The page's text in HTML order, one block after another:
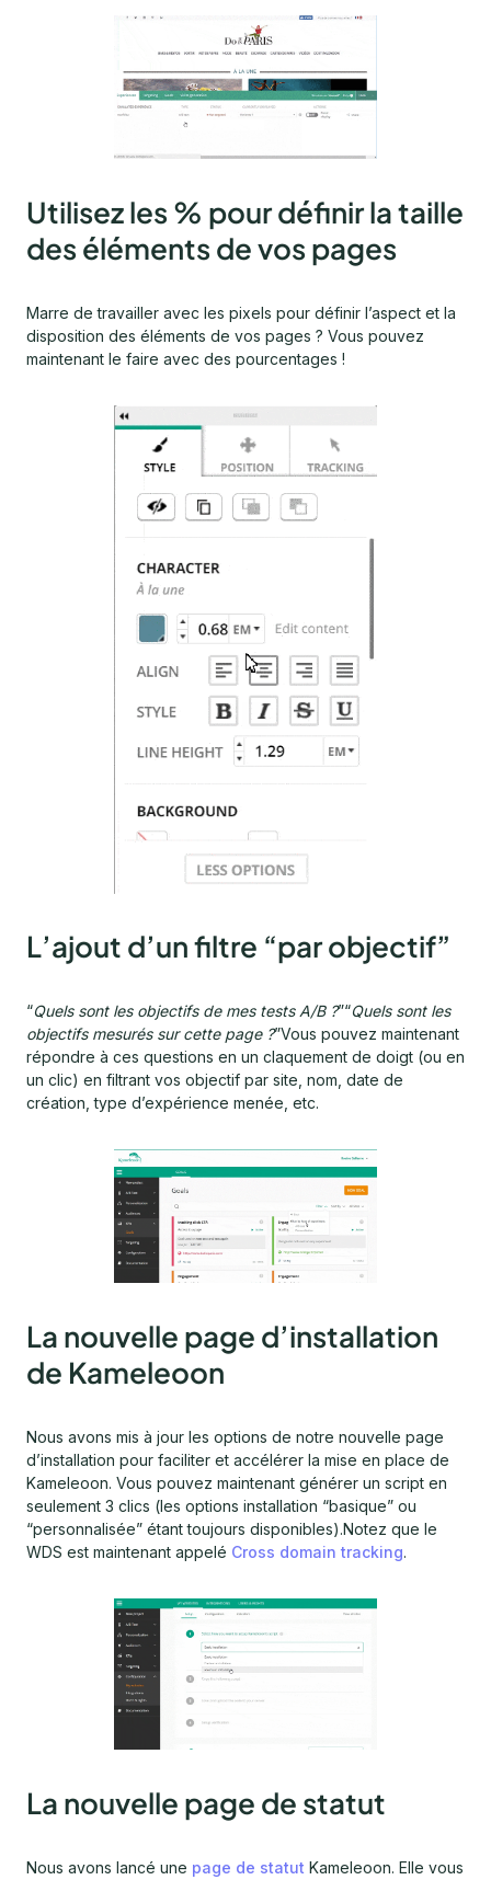
Utilisez les % pour définir la taille
des éléments de vos pages
Marre de travailler avec les pixels pour définir l’aspect et la
disposition des éléments de vos pages ? Vous pouvez
maintenant le faire avec des pourcentages !
L’ajout d’un filtre “par objectif”
“Quels sont les objectifs de mes tests A/B ?”“Quels sont les
objectifs mesurés sur cette page ?”Vous pouvez maintenant
répondre à ces questions en un claquement de doigt (ou en
un clic) en filtrant vos objectif par site, nom, date de
création, type d’expérience menée, etc.
La nouvelle page d’installation
de Kameleoon
Nous avons mis à jour les options de notre nouvelle page
d’installation pour faciliter et accélérer la mise en place de
Kameleoon. Vous pouvez maintenant générer un script en
seulement 3 clics (les options installation “basique” ou
“personnalisée” étant toujours disponibles).Notez que le
WDS est maintenant appelé Cross domain tracking.
La nouvelle page de statut
Nous avons lancé une page de statut Kameleoon. Elle vous